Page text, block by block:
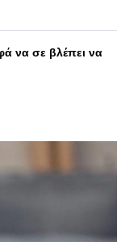
να σε βλέπει να